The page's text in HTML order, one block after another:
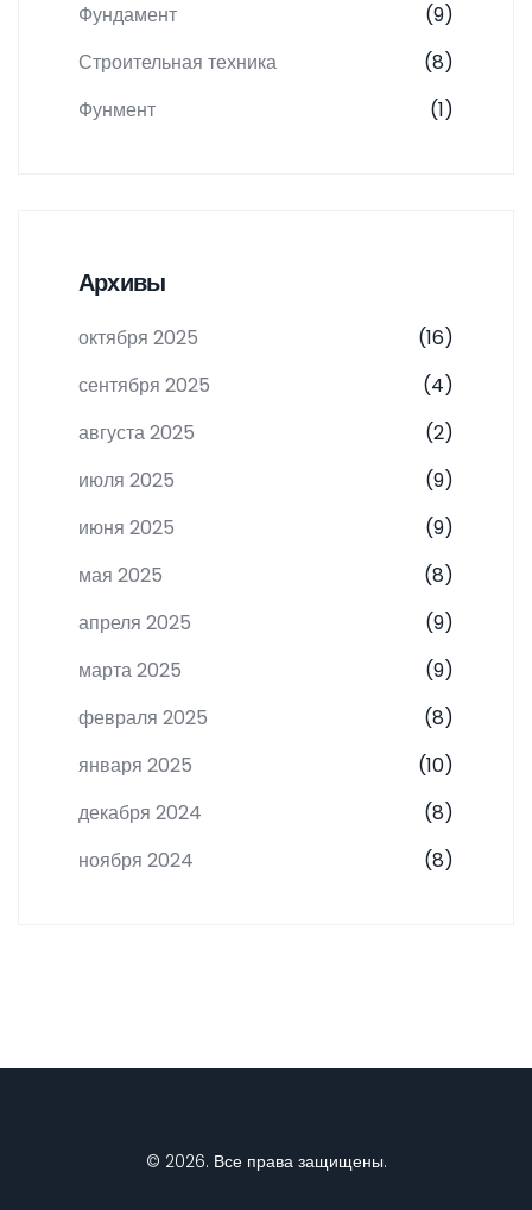
Фундамент
(9)
Строительная техника
(8)
Фунмент
(1)
Архивы
октября 2025
(16)
сентября 2025
(4)
августа 2025
(2)
июля 2025
(9)
июня 2025
(9)
мая 2025
(8)
апреля 2025
(9)
марта 2025
(9)
февраля 2025
(8)
января 2025
(10)
декабря 2024
(8)
ноября 2024
(8)
© 2026. Все права защищены.